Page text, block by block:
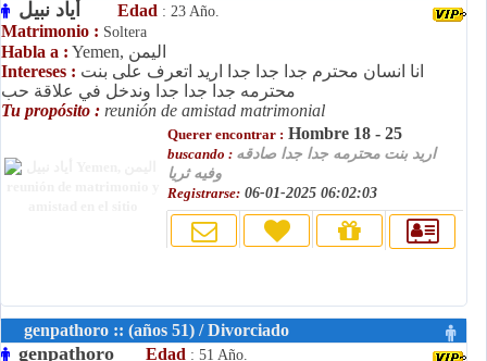
Edad : 23 Año.
Matrimonio : Soltera
Habla a :
Yemen, اليمن
Intereses : انا انسان محترم جدا جدا جدا اريد اتعرف على بنت
محترمه جدا جدا جدا وندخل في علاقة حب
Tu propósito : reunión de amistad matrimonial
Querer encontrar : Hombre 18 - 25
buscando : اريد بنت محترمه جدا جدا صادقه
وفيه ثريا
Registrarse: 06-01-2025 06:02:03
genpathoro :: (años 51) / Divorciado
genpathoro Edad : 51 Año.